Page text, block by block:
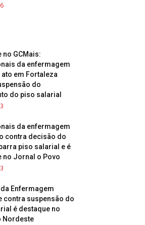
no GCMais:
da enfermagem
em Fortaleza
do
do piso salarial
da enfermagem
contra decisão do
piso salarial e é
no Jornal o Povo
Enfermagem
contra suspensão do
é destaque no
Nordeste